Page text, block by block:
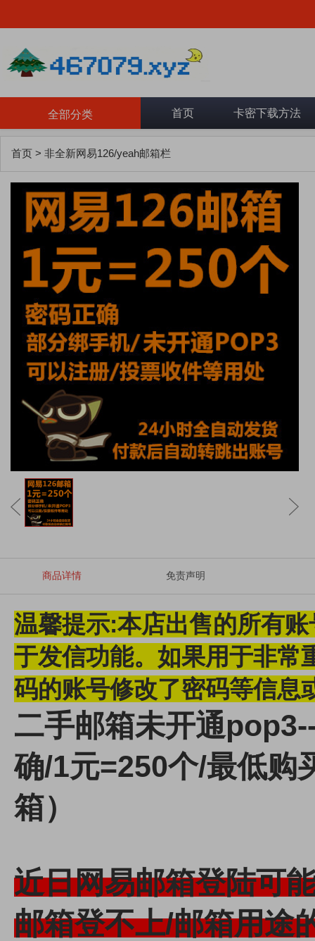
全部分类 首页 卡密下载方法
首页 > 非全新网易126/yeah邮箱栏
商品详情 免责声明
温馨提示:本店出售的所有
于发信功能。 如果用于非常
码的账号修改了密码等信息
二手邮箱未开通
确/1元=250个/最低购
箱）
近日网易邮箱登陆可
邮箱登不上/邮箱用途